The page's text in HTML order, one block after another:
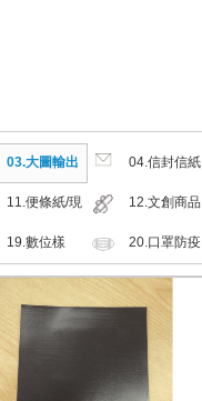
03.大圖輸出
04.信封信紙
11.便條紙/現
成品
12.文創商品
19.數位樣
20.口罩防疫
周邊商品